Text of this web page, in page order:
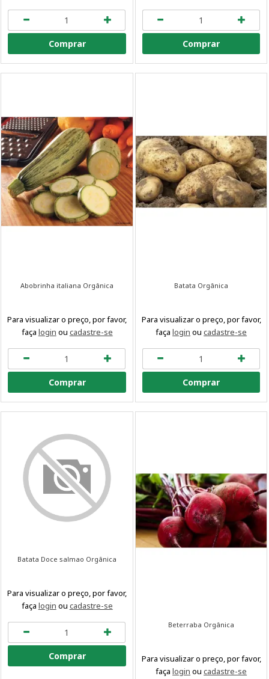
Comprar Comprar
Abobrinha italiana Orgânica
Para visualizar o preço, por favor,
faça login ou cadastre-se
Comprar
Batata Orgânica
Para visualizar o preço, por favor,
façalogin oucadastre-se
Comprar
Batata Doce salmao Orgânica
Para visualizar o preço, por favor,
faça login ou cadastre-se
Comprar
Beterraba Orgânica
Para visualizar o preço, por favor,
façalogin oucadastre-se